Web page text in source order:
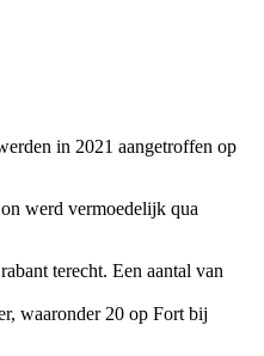
in 2021 aangetroffen op
werd vermoedelijk qua
terecht. Een aantal van
waaronder 20 op Fort bij